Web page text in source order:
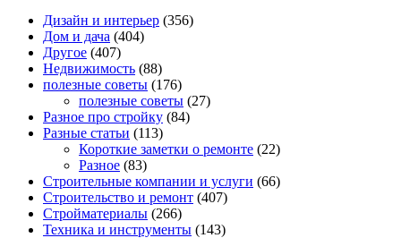
Дизайн и интерьер (356)
Дом и дача (404)
Другое (407)
Недвижимость (88)
полезные советы (176)
полезные советы (27)
Разное про стройку (84)
Разные статьи (113)
Короткие заметки о ремонте (22)
Разное (83)
Строительные компании и услуги (66)
Строительство и ремонт (407)
Стройматериалы (266)
Техника и инструменты (143)